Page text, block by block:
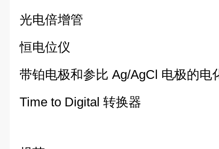
光电倍增管
恒电位仪
带铂电极和参比 Ag/AgCl 电极的电
Time to Digital 转换器